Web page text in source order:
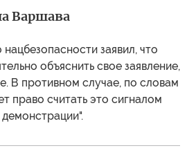
Варшава
заявил, что
объяснить свое заявление,
В противном случае, по словам
право считать это сигналом